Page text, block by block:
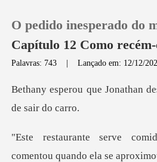
Histórico
O pedido inesperado do
Capítulo 12 Como recém-
Palavras: 743 |Lançado em: 12/12/
than
comentou q